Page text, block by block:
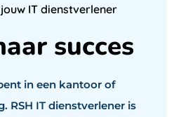
jouw IT dienstverlener
succes
in een kantoor of
RSH IT dienstverlener is